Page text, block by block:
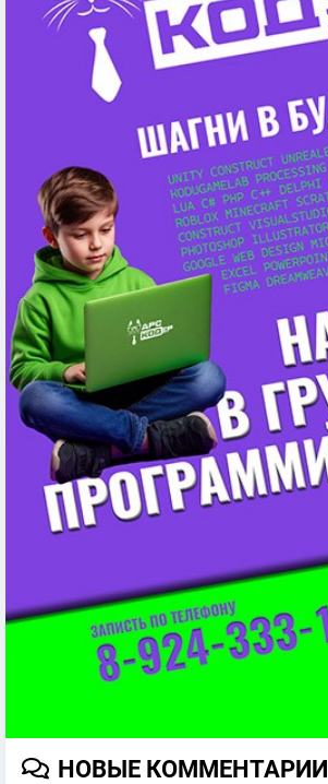
НОВЫЕ КОММЕНТАРИИ